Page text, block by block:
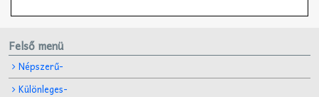
Felső menü
Népszerű-
Különleges-